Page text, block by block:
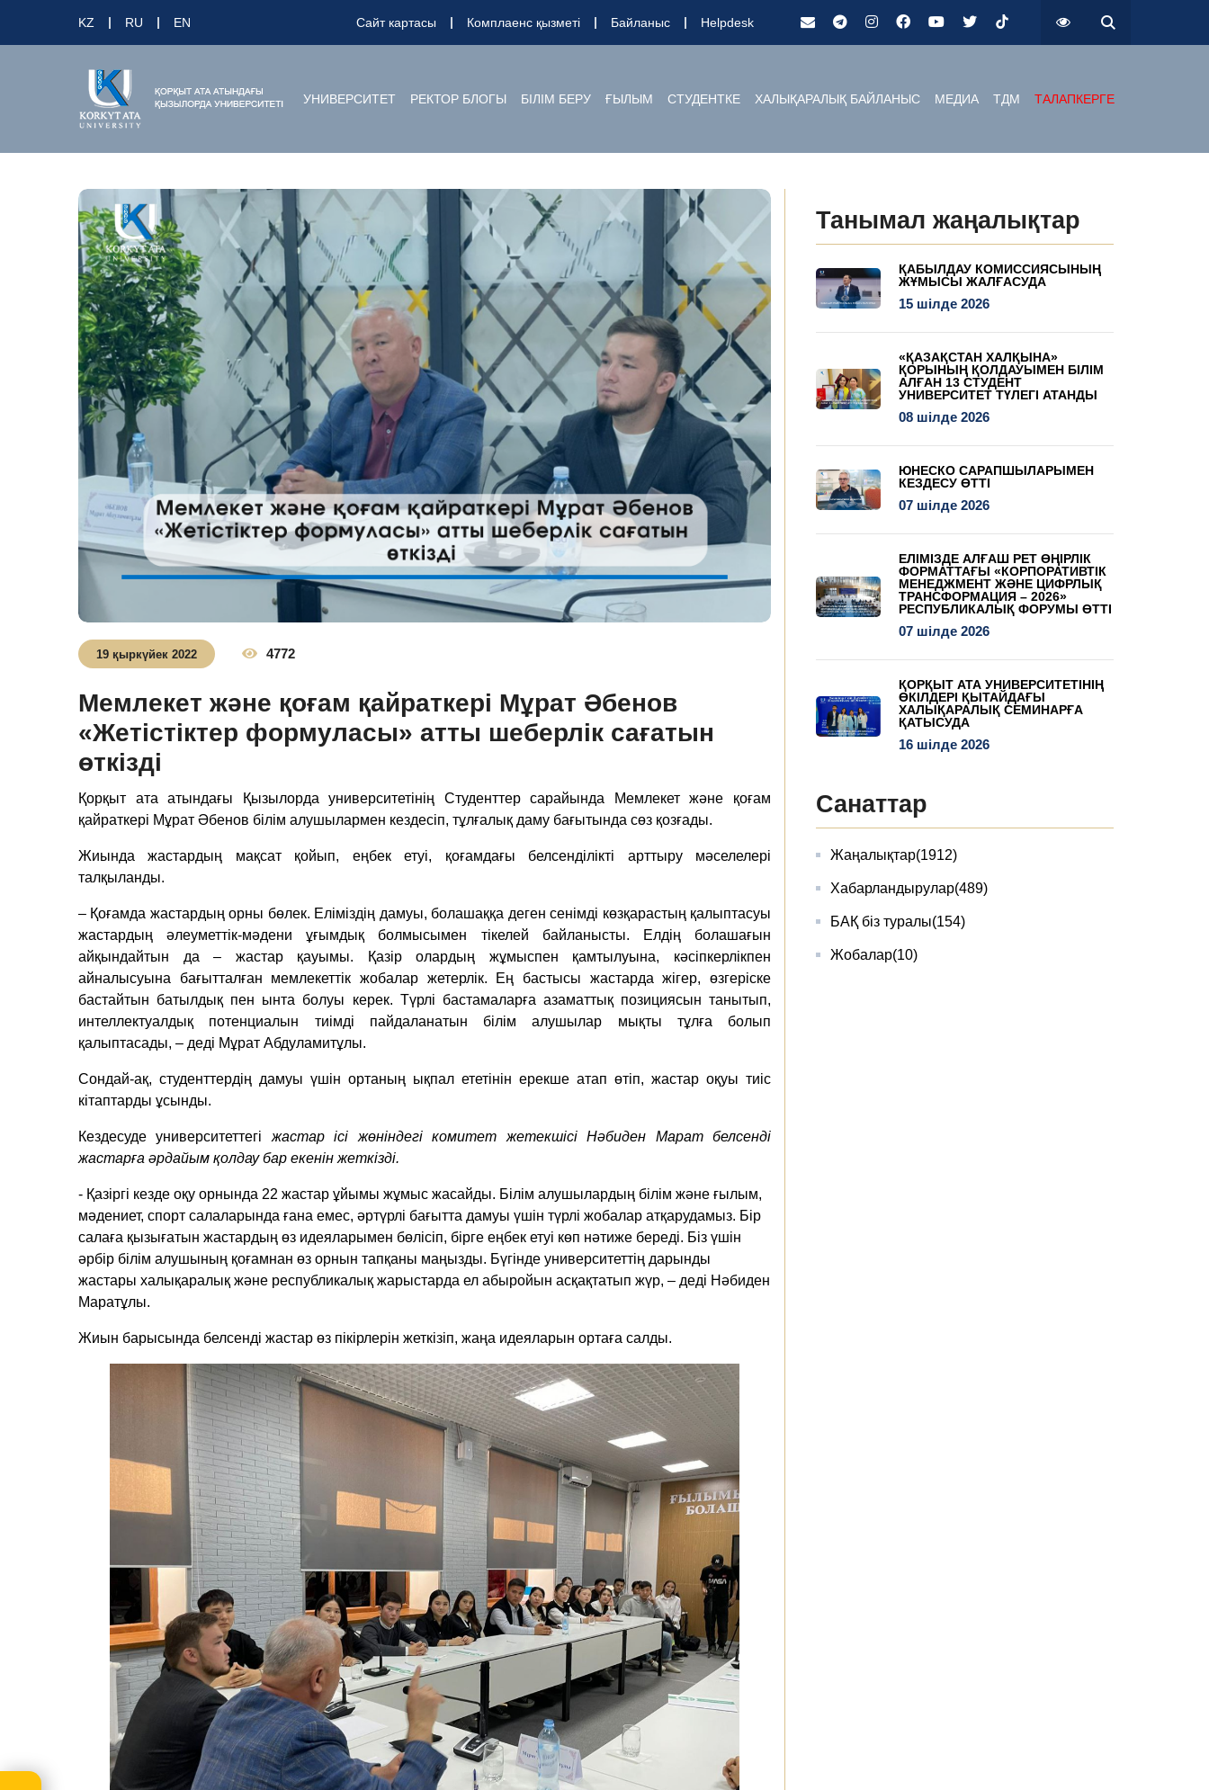
KZ RU EN Сайт картасы Комплаенс қызметі Байланыс Helpdesk
УНИВЕРСИТЕТ РЕКТОР БЛОГЫ БІЛІМ БЕРУ ҒЫЛЫМ СТУДЕНТКЕ ХАЛЫҚАРАЛЫҚ БАЙЛАНЫС МЕДИА ТДМ ТАЛАПКЕРГЕ
19 қыркүйек 2022 4772
Мемлекет және қоғам қайраткері Мұрат Әбенов
«Жетістіктер формуласы» атты шеберлік сағатын
өткізді
Қорқыт ата атындағы Қызылорда университетінің Студенттер сарайында Мемлекет және қоғам
қайраткері Мұрат Әбенов білім алушылармен кездесіп, тұлғалық даму бағытында сөз қозғады.
Жиында жастардың мақсат қойып, еңбек етуі, қоғамдағы белсенділікті арттыру мәселелері
талқыланды.
– Қоғамда жастардың орны бөлек. Еліміздің дамуы, болашаққа деген сенімді көзқарастың қалыптасуы
жастардың әлеуметтік-мәдени ұғымдық болмысымен тікелей байланысты. Елдің болашағын
айқындайтын да – жастар қауымы. Қазір олардың жұмыспен қамтылуына, кәсіпкерлікпен
айналысуына бағытталған мемлекеттік жобалар жетерлік. Ең бастысы жастарда жігер, өзгеріске
бастайтын батылдық пен ынта болуы керек. Түрлі бастамаларға азаматтық позициясын танытып,
интеллектуалдық потенциалын тиімді пайдаланатын білім алушылар мықты тұлға болып
қалыптасады, – деді Мұрат Абдуламитұлы.
Сондай-ақ, студенттердің дамуы үшін ортаның ықпал ететінін ерекше атап өтіп, жастар оқуы тиіс
кітаптарды ұсынды.
Кездесуде университеттегіжастар ісі жөніндегі комитет жетекшісі Нәбиден Марат белсенді
жастарға әрдайым қолдау бар екенін жеткізді.
- Қазіргі кезде оқу орнында 22 жастар ұйымы жұмыс жасайды. Білім алушылардың білім және ғылым,
мәдениет, спорт салаларында ғана емес, әртүрлі бағытта дамуы үшін түрлі жобалар атқарудамыз. Бір
салаға қызығатын жастардың өз идеяларымен бөлісіп, бірге еңбек етуі көп нәтиже береді. Біз үшін
әрбір білім алушының қоғамнан өз орнын тапқаны маңызды. Бүгінде университеттің дарынды
жастары халықаралық және республикалық жарыстарда ел абыройын асқақтатып жүр, – деді Нәбиден
Маратұлы.
Жиын барысында белсенді жастар өз пікірлерін жеткізіп, жаңа идеяларын ортаға салды.
Танымал жаңалықтар
ҚАБЫЛДАУ КОМИССИЯСЫНЫҢ
ЖҰМЫСЫ ЖАЛҒАСУДА
15 шілде 2026
«ҚАЗАҚСТАН ХАЛҚЫНА»
ҚОРЫНЫҢ ҚОЛДАУЫМЕН БІЛІМ
АЛҒАН 13 СТУДЕНТ
УНИВЕРСИТЕТ ТҮЛЕГІ АТАНДЫ
08 шілде 2026
ЮНЕСКО САРАПШЫЛАРЫМЕН
КЕЗДЕСУ ӨТТІ
07 шілде 2026
ЕЛІМІЗДЕ АЛҒАШ РЕТ ӨҢІРЛІК
ФОРМАТТАҒЫ «КОРПОРАТИВТІК
МЕНЕДЖМЕНТ ЖӘНЕ ЦИФРЛЫҚ
ТРАНСФОРМАЦИЯ – 2026»
РЕСПУБЛИКАЛЫҚ ФОРУМЫ ӨТТІ
07 шілде 2026
ҚОРҚЫТ АТА УНИВЕРСИТЕТІНІҢ
ӨКІЛДЕРІ ҚЫТАЙДАҒЫ
ХАЛЫҚАРАЛЫҚ СЕМИНАРҒА
ҚАТЫСУДА
16 шілде 2026
Санаттар
Жаңалықтар(1912)
Хабарландырулар(489)
БАҚ біз туралы(154)
Жобалар(10)